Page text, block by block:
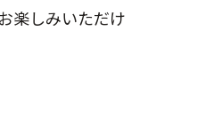
楽しみいただけ